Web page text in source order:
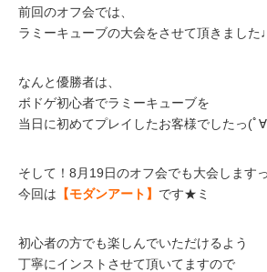
前回のオフ会では、
ラミーキューブの大会をさせて頂きました♩
なんと優勝者は、
ボドゲ初心者でラミーキューブを
当日に初めてプレイしたお客様でしたっ(ﾟ
そして！8月19日のオフ会でも大会しますっ
今回は 【モダンアート】 です★ミ
初心者の方でも楽しんでいただけるよう
丁寧にインストさせて頂いてますので